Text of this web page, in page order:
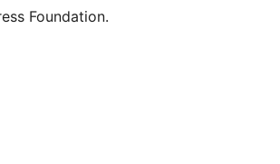
Foundation.